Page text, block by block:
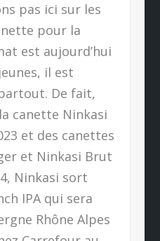
pas ici sur les
pour la
est aujourd’hui
il est
De fait,
canette Ninkasi
et des canettes
et Ninkasi Brut
Ninkasi sort
IPA qui sera
Rhône Alpes